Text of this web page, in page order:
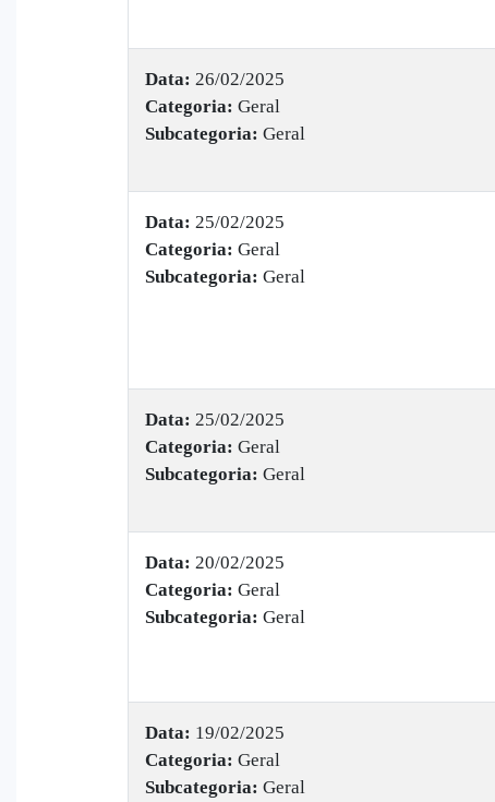
Data: 26/02/2025
Categoria: Geral
Subcategoria: Geral
Data: 25/02/2025
Categoria: Geral
Subcategoria: Geral
Data: 25/02/2025
Categoria: Geral
Subcategoria: Geral
Data: 20/02/2025
Categoria: Geral
Subcategoria: Geral
Data: 19/02/2025
Categoria: Geral
Subcategoria: Geral